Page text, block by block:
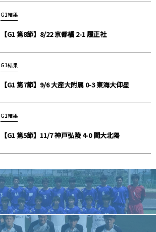
G1結果
【G1 第8節】8/22 京都橘 2-1 履正社
G1結果
【G1 第7節】9/6 大産大附属 0-3 東海大仰星
G1結果
【G1 第5節】11/7 神戸弘陵 4-0 関大北陽